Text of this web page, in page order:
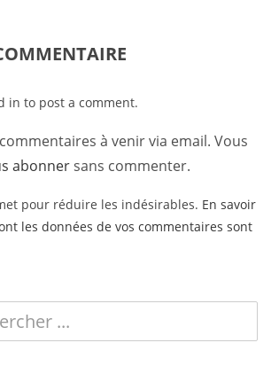
in to post a comment.
à venir via email. Vous
abonnersans commenter.
pour réduire les indésirables. En savoir
les données de vos commentaires sont